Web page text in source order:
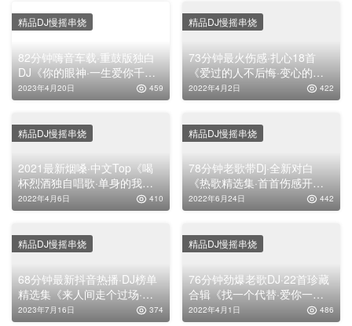
82分钟嗨音车载·重鼓版独白
DJ《你的眼神·一生爱你千百
回·香水有毒·别说我的眼泪你
无所谓》，精选好听时尚舞曲
2023年4月20日 459
精品DJ慢摇串烧
73分钟最火伤感·扎心18首
《爱过的人不后悔·变心的人
不要留·红唇·亲爱的你去了何
方》，车载连版串烧靓碟！
2022年4月2日 422
精品DJ慢摇串烧
2021最新烟嗓·中文Top《喝
杯烈酒独自唱歌·单身的我永
远都是寂寞·走到哪里都会想
你》，车载舞曲串烧大碟！
2022年4月6日 410
精品DJ慢摇串烧
78分钟老歌带Dj·全新对白
《热歌精选集·首首伤感开
场》，车载舞曲串烧大碟！
2022年6月24日 442
精品DJ慢摇串烧
68分钟最新抖音热播·DJ榜单
精选集《来人间走个过场·世
间的酒你醉了没有·注定是来
2023年7月16日 374
精品DJ慢摇串烧
76分钟劲爆老歌DJ·22首珍藏
合辑《找一个代替·爱你一万
年·忘情果·我曾用心爱着
2022年4月1日 486
精品DJ慢摇串烧